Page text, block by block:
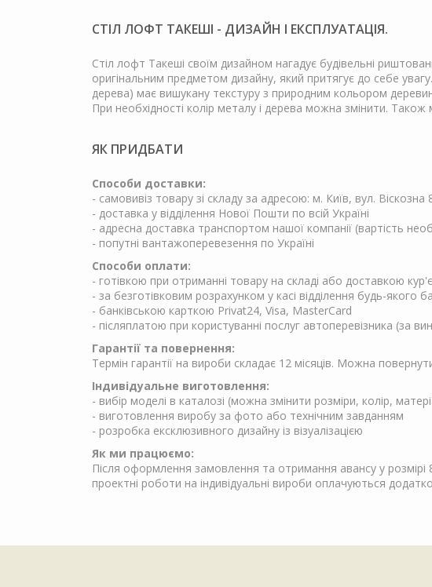
СТІЛ ЛОФТ ТАКЕШІ - ДИЗАЙН І ЕКСПЛУАТАЦІЯ.
Стіл лофт Такеші своїм дизайном нагадує будівельні
оригінальним предметом дизайну, який притягує до себе
дерева) має вишукану текстуру з природним кольором
При необхідності колір металу і дерева можна змінити.
ЯК ПРИДБАТИ
Способи доставки:
- самовивіз товару зі складу за адресою: м. Київ, вул.
- доставка у відділення Нової Пошти по всій Україні
- адресна доставка транспортом нашої компанії (вартість
- попутні вантажоперевезення по Україні
Способи оплати:
- готівкою при отриманні товару на складі або доставкою
- за безготівковим розрахунком у касі відділення будь-якого
- банківською карткою Privat24, Visa, MasterCard
- післяплатою при користуванні послуг автоперевізника (за
Гарантії та повернення:
Термін гарантії на вироби складає 12 місяців. Можна
Індивідуальне виготовлення:
- вибір моделі в каталозі (можна змінити розміри, колір,
- виготовлення виробу за фото або технічним завданням
- розробка ексклюзивного дизайну із візуалізацією
Як ми працюємо:
Після оформлення замовлення та отримання авансу у
проектні роботи на індивідуальні вироби оплачуються